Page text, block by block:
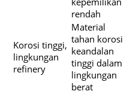
rendah
Korosi tinggi,
lingkungan
refinery
Material
tahan korosi,
keandalan
tinggi dalam
lingkungan
berat